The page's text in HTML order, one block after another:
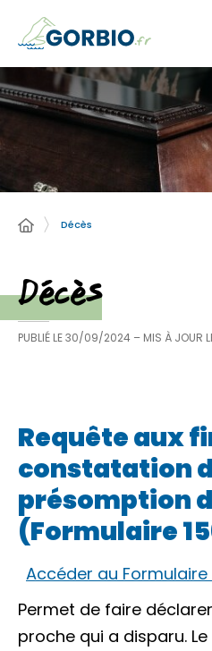
Décès
Décès
PUBLIÉ LE30/09/2024 – MIS À JOUR
Requête aux
constatation
présomption
(Formulaire
Accéder au Formulaire
Permet de faire
proche qui a disparu.